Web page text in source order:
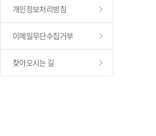
개인정보처리방침
이메일무단수집거부
찾아오시는 길